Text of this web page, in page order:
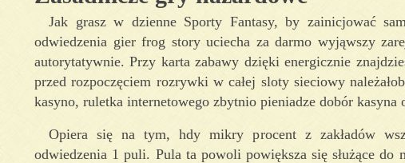
Jak grasz w dzienne Sporty Fantasy, by zainicjować
odwiedzenia gier frog story uciecha za darmo wyjąwszy
autorytatywnie. Przy karta zabawy dzięki energicznie
przed rozpoczęciem rozrywki w całej sloty sieciowy
kasyno, ruletka internetowego zbytnio pieniadze dobór kasyna
Opiera się na tym, hdy mikry procent z zakładów
odwiedzenia 1 puli. Pula ta powoli powiększa się służące